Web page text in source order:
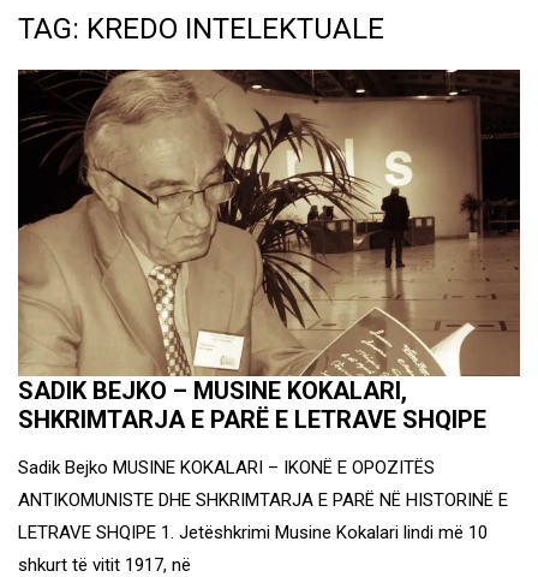
TAG: KREDO INTELEKTUALE
SADIK BEJKO – MUSINE KOKALARI,
SHKRIMTARJA E PARË E LETRAVE SHQIPE
Sadik Bejko MUSINE KOKALARI – IKONË E OPOZITËS
ANTIKOMUNISTE DHE SHKRIMTARJA E PARË NË HISTORINË E
LETRAVE SHQIPE 1. Jetëshkrimi Musine Kokalari lindi më 10
shkurt të vitit 1917, në